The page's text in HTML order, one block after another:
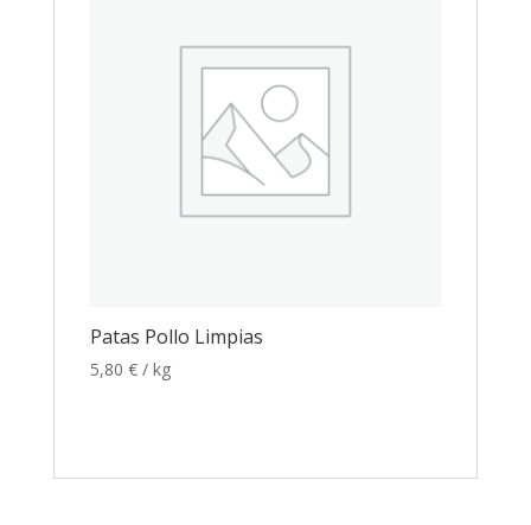
Patas Pollo Limpias
5,80 € / kg